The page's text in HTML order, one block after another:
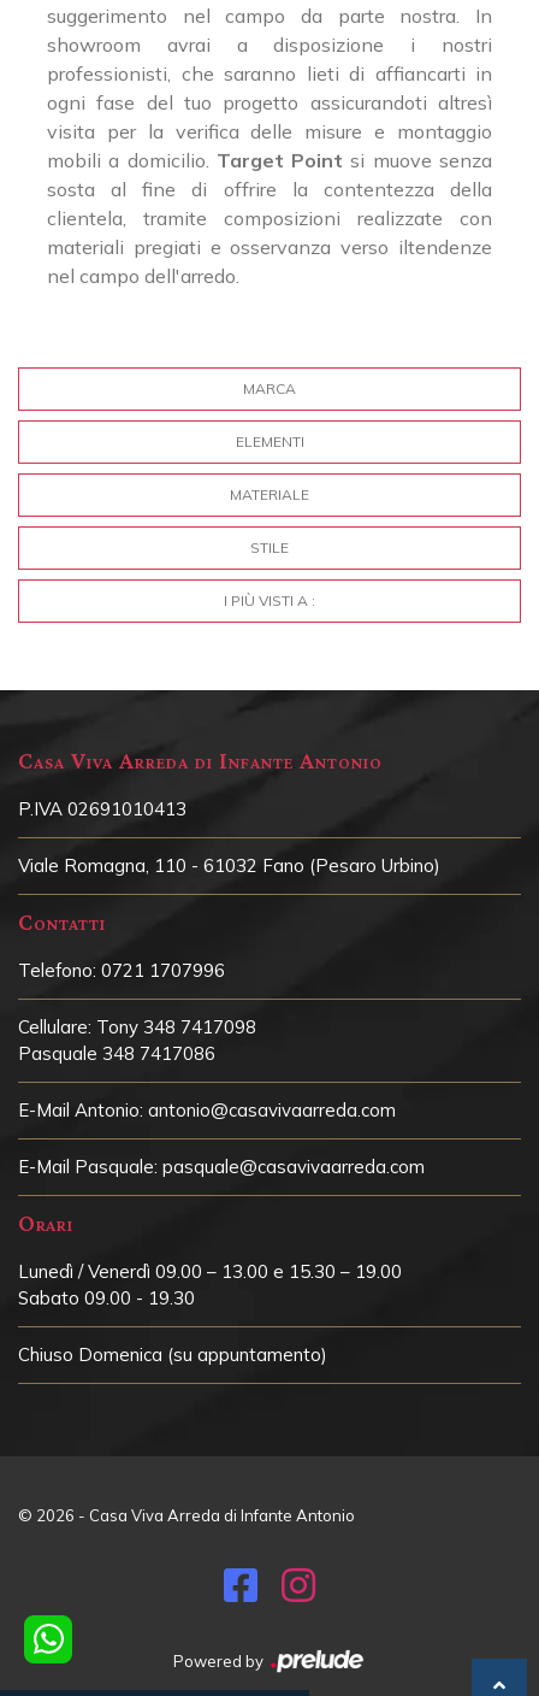
suggerimento nel campo da parte nostra. In
showroom avrai a disposizione i nostri
professionisti, che saranno lieti di affiancarti in
ogni fase del tuo progetto assicurandoti altresì
visita per la verifica delle misure e montaggio
mobili a domicilio. Target Point si muove senza
sosta al fine di offrire la contentezza della
clientela, tramite composizioni realizzate con
materiali pregiati e osservanza verso iltendenze
nel campo dell'arredo.
MARCA
ELEMENTI
MATERIALE
STILE
I PIÙ VISTI A :
Casa Viva Arreda di Infante Antonio
P.IVA 02691010413
Viale Romagna, 110 - 61032 Fano (Pesaro Urbino)
Contatti
Telefono: 0721 1707996
Cellulare: Tony 348 7417098
Pasquale 348 7417086
E-Mail Antonio: antonio@casavivaarreda.com
E-Mail Pasquale: pasquale@casavivaarreda.com
Orari
Lunedì / Venerdì 09.00 – 13.00 e 15.30 – 19.00
Sabato 09.00 - 19.30
Chiuso Domenica (su appuntamento)
© 2026 - Casa Viva Arreda di Infante Antonio
Powered by